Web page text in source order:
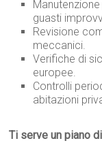
guasti
Revisione
meccanici.
Verifiche di
europee.
Controlli
abitazioni
Ti serve un piano